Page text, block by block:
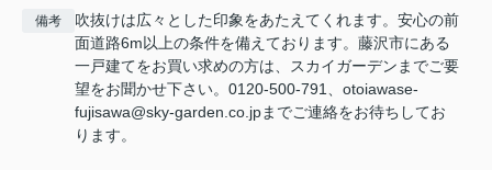
備考
吹抜けは広々とした印象をあたえてくれます。安心の前
面道路6m以上の条件を備えております。藤沢市にある
一戸建てをお買い求めの方は、スカイガーデンまでご要
望をお聞かせ下さい。0120-500-791、otoiawase-
fujisawa@sky-garden.co.jpまでご連絡をお待ちしてお
ります。